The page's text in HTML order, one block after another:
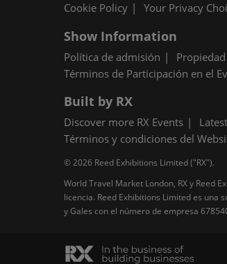
Cookie Policy Your Privacy
Show Information
Política de admisión
Términos de Participación en el
Built by RX
Discover more RX Events
Términos y condiciones del
© 2026 Reed Exhibitions Limited ("RX").
World Travel Market London, RX y Reed
licencia. Reed Exhibitions Limited es una
y Gales con el número de empresa